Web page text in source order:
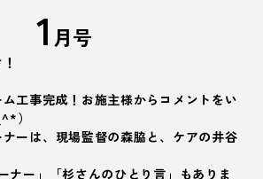
1 月号
工事完成！お施主様からコメントをい
）
ーは、現場監督の森脇と、ケアの井谷
ナー」「杉さんのひとり言」もありま